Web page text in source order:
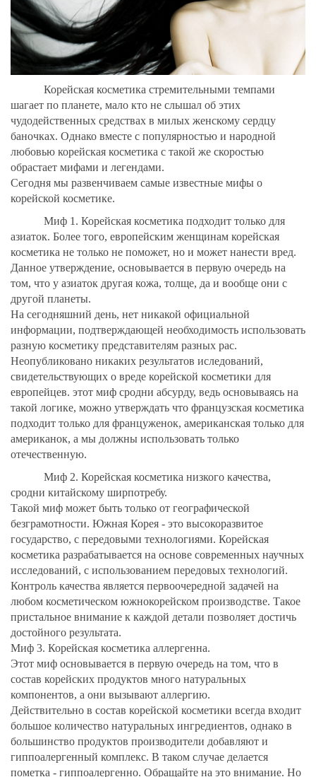
Корейская косметика стремительными темпами
шагает по планете, мало кто не слышал об этих
чудодейственных средствах в милых женскому сердцу
баночках. Однако вместе с популярностью и народной
любовью корейская косметика с такой же скоростью
обрастает мифами и легендами.
Сегодня мы развенчиваем самые известные мифы о
корейской косметике.
Миф 1. Корейская косметика подходит только для
азиаток. Более того, европейским женщинам корейская
косметика не только не поможет, но и может нанести вред.
Данное утверждение, основывается в первую очередь на
том, что у азиаток другая кожа, толще, да и вообще они с
другой планеты.
На сегодняшний день, нет никакой официальной
информации, подтверждающей необходимость использовать
разную косметику представителям разных рас.
Неопубликовано никаких результатов иследований,
свидетельствующих о вреде корейской косметики для
европейцев. этот миф сродни абсурду, ведь основываясь на
такой логике, можно утверждать что французская косметика
подходит только для француженок, американская только для
американок, а мы должны использовать только
отечественную.
Миф 2. Корейская косметика низкого качества,
сродни китайскому ширпотребу.
Такой миф может быть только от географической
безграмотности. Южная Корея - это высокоразвитое
государство, с передовыми технологиями. Корейская
косметика разрабатывается на основе современных научных
исследований, с использованием передовых технологий.
Контроль качества является первоочередной задачей на
любом косметическом южнокорейском производстве. Такое
пристальное внимание к каждой детали позволяет достичь
достойного результата.
Миф 3. Корейская косметика аллергенна.
Этот миф основывается в первую очередь на том, что в
состав корейских продуктов много натуральных
компонентов, а они вызывают аллергию.
Действительно в состав корейской косметики всегда входит
большое количество натуральных ингредиентов, однако в
большинство продуктов производители добавляют и
гиппоалергенный комплекс. В таком случае делается
пометка - гиппоалергенно. Обращайте на это внимание. Но